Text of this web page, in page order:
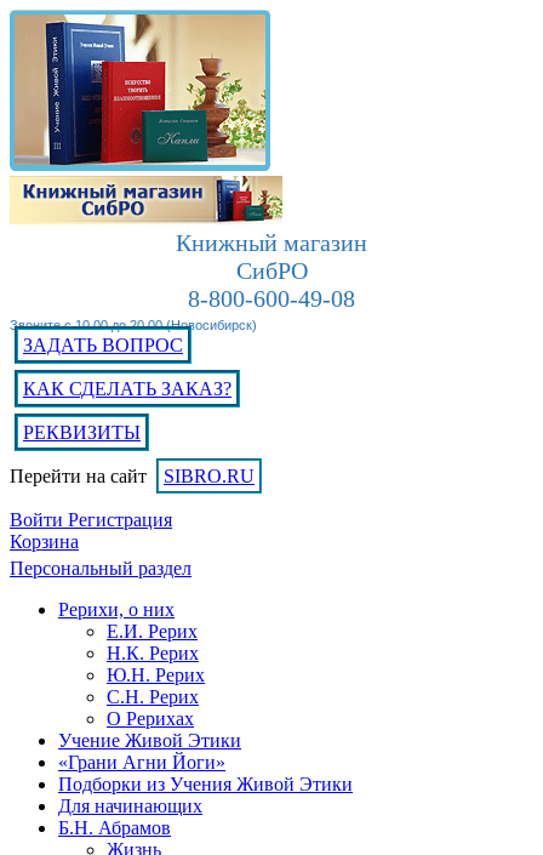
Книжный магазин
СибРО
8-800-600-49-08
Звоните с 10.00 до 20.00 (Новосибирск)
ЗАДАТЬ ВОПРОС
КАК СДЕЛАТЬ ЗАКАЗ?
РЕКВИЗИТЫ
Перейти на сайт SIBRO.RU
Войти Регистрация
Корзина
Персональный раздел
Рерихи, о них
Е.И. Рерих
Н.К. Рерих
Ю.Н. Рерих
С.Н. Рерих
О Рерихах
Учение Живой Этики
«Грани Агни Йоги»
Подборки из Учения Живой Этики
Для начинающих
Б.Н. Абрамов
Жизнь